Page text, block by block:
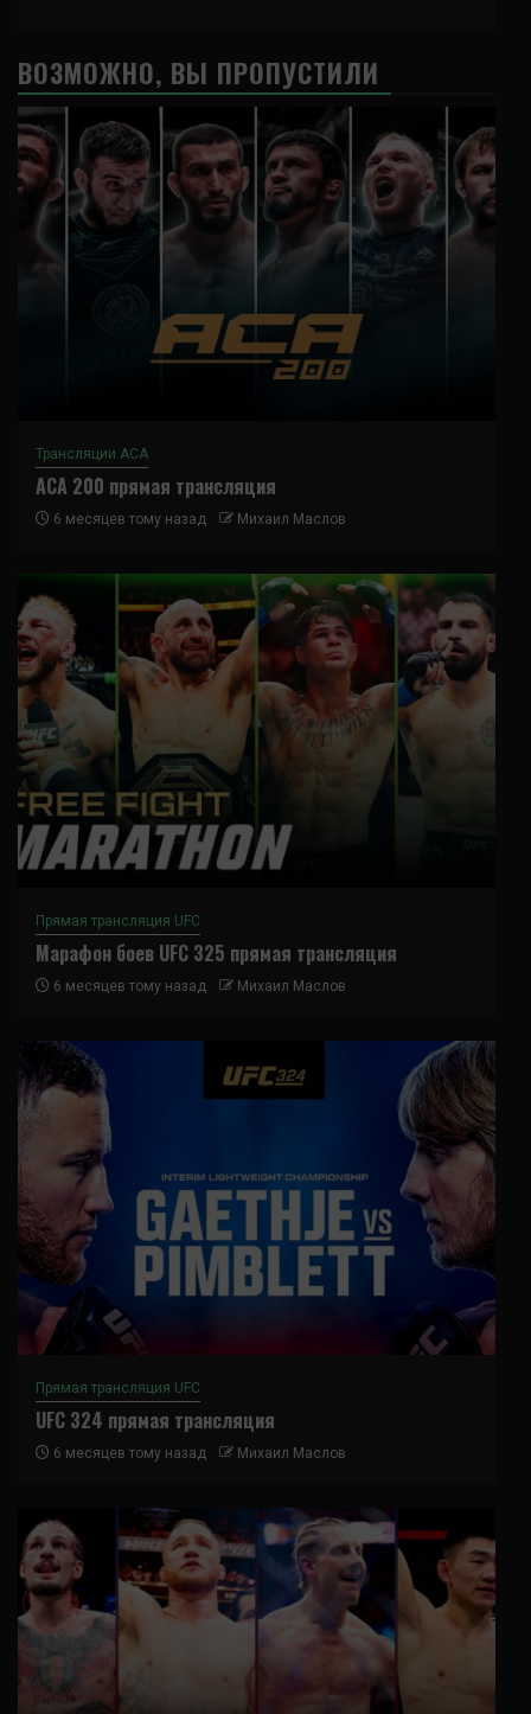
ВОЗМОЖНО, ВЫ ПРОПУСТИЛИ
Трансляции ACA
ACA 200 прямая трансляция
6 месяцев тому назад Михаил Маслов
Прямая трансляция UFC
Марафон боев UFC 325 прямая трансляция
6 месяцев тому назад Михаил Маслов
Прямая трансляция UFC
UFC 324 прямая трансляция
6 месяцев тому назад Михаил Маслов